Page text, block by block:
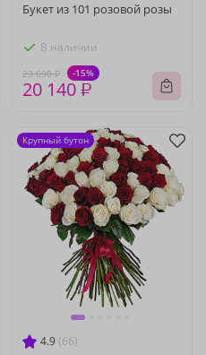
Букет из 101 розовой розы
В наличии
23 690 ₽ -15%
20 140 ₽
4.9 (66)
Крупный бутон